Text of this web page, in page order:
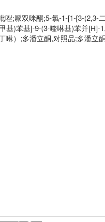
唑;哌双咪酮;5-氯-1-[1-[3-(2,3-
基)苯基]-9-(3-喹啉基)苯并[H]-
啉）;多潘立酮,对照品;多潘立